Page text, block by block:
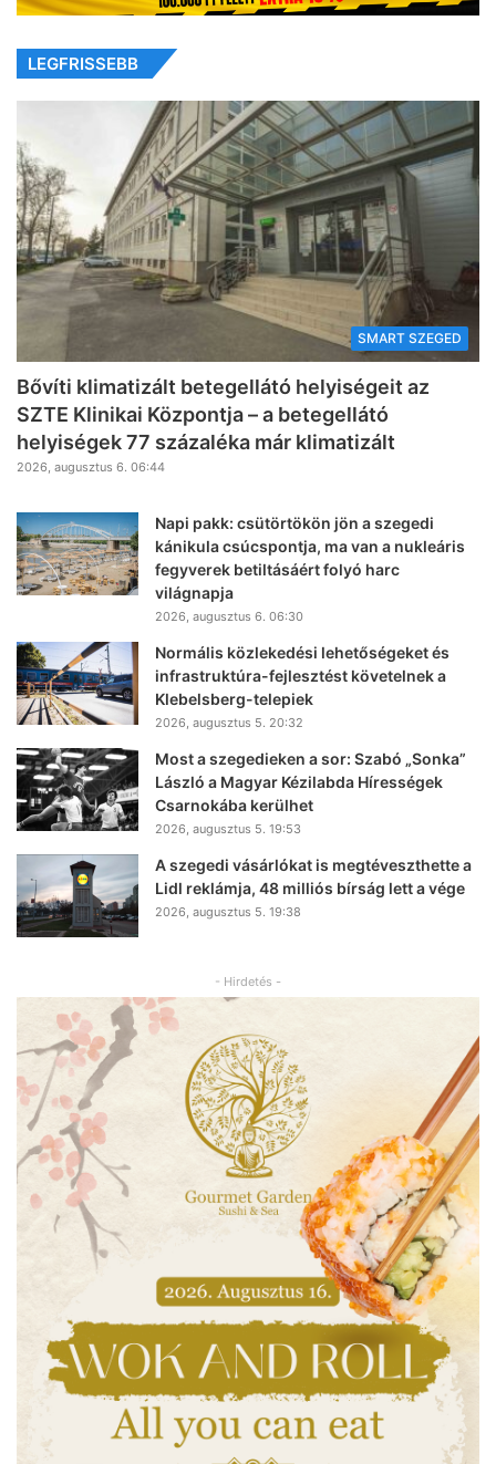
LEGFRISSEBB
SMART SZEGED
Bővíti klimatizált betegellátó helyiségeit az
SZTE Klinikai Központja – a betegellátó
helyiségek 77 százaléka már klimatizált
2026, augusztus 6. 06:44
Napi pakk: csütörtökön jön a szegedi
kánikula csúcspontja, ma van a nukleáris
fegyverek betiltásáért folyó harc
világnapja
2026, augusztus 6. 06:30
Normális közlekedési lehetőségeket és
infrastruktúra-fejlesztést követelnek a
Klebelsberg-telepiek
2026, augusztus 5. 20:32
Most a szegedieken a sor: Szabó „Sonka”
László a Magyar Kézilabda Hírességek
Csarnokába kerülhet
2026, augusztus 5. 19:53
A szegedi vásárlókat is megtéveszthette a
Lidl reklámja, 48 milliós bírság lett a vége
2026, augusztus 5. 19:38
- Hirdetés -